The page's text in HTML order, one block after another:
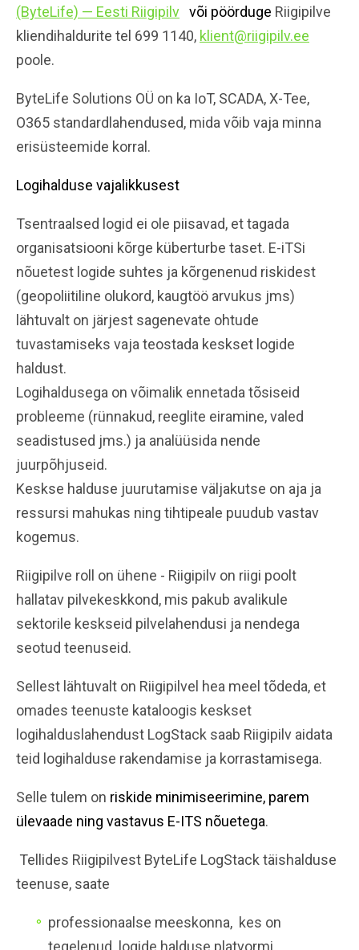
(ByteLife) — Eesti Riigipilv või pöörduge Riigipilve
kliendihaldurite tel 699 1140, klient@riigipilv.ee
poole.
ByteLife Solutions OÜ on ka IoT, SCADA, X-Tee,
O365 standardlahendused, mida võib vaja minna
erisüsteemide korral.
Logihalduse vajalikkusest
Tsentraalsed logid ei ole piisavad, et tagada
organisatsiooni kõrge küberturbe taset. E-iTSi
nõuetest logide suhtes ja kõrgenenud riskidest
(geopoliitiline olukord, kaugtöö arvukus jms)
lähtuvalt on järjest sagenevate ohtude
tuvastamiseks vaja teostada keskset logide
haldust.
Logihaldusega on võimalik ennetada tõsiseid
probleeme (rünnakud, reeglite eiramine, valed
seadistused jms.) ja analüüsida nende
juurpõhjuseid.
Keskse halduse juurutamise väljakutse on aja ja
ressursi mahukas ning tihtipeale puudub vastav
kogemus.
Riigipilve roll on ühene - Riigipilv on riigi poolt
hallatav pilvekeskkond, mis pakub avalikule
sektorile keskseid pilvelahendusi ja nendega
seotud teenuseid.
Sellest lähtuvalt on Riigipilvel hea meel tõdeda, et
omades teenuste kataloogis keskset
logihalduslahendust LogStack saab Riigipilv aidata
teid logihalduse rakendamise ja korrastamisega.
Selle tulem on riskide minimiseerimine, parem
ülevaade ning vastavus E-ITS nõuetega.
Tellides Riigipilvest ByteLife LogStack täishalduse
teenuse, saate
professionaalse meeskonna, kes on
tegelenud logide halduse platvormi